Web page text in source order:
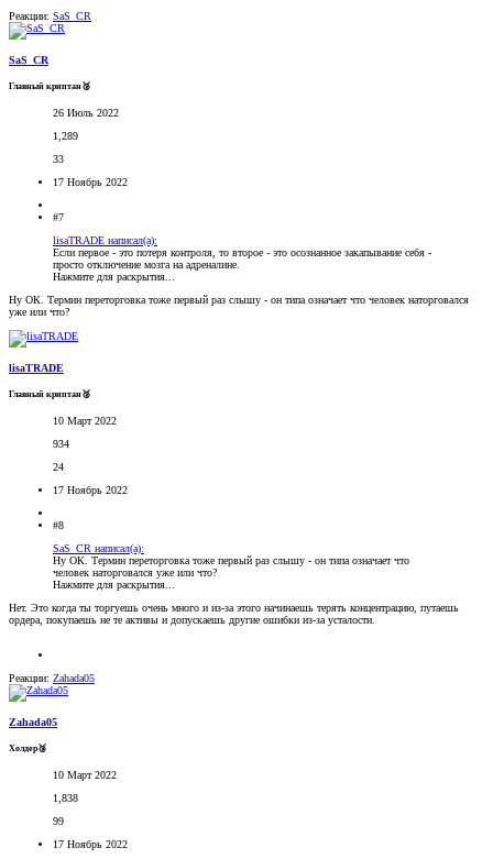
Реакции: SaS_CR
SaS_CR
Главный криптан🥈
26 Июль 2022
1,289
33
17 Ноябрь 2022
#7
lisaTRADE написал(а):
Если первое - это потеря контроля, то второе - это осознанное закапывание себя -
просто отключение мозга на адреналине.
Нажмите для раскрытия...
Ну ОК. Термин переторговка тоже первый раз слышу - он типа означает что человек наторговался
уже или что?
lisaTRADE
Главный криптан🥈
10 Март 2022
934
24
17 Ноябрь 2022
#8
SaS_CR написал(а):
Ну ОК. Термин переторговка тоже первый раз слышу - он типа означает что
человек наторговался уже или что?
Нажмите для раскрытия...
Нет. Это когда ты торгуешь очень много и из-за этого начинаешь терять концентрацию, путаешь
ордера, покупаешь не те активы и допускаешь другие ошибки из-за усталости.
Реакции: Zahada05
Zahada05
Холдер🥉
10 Март 2022
1,838
99
17 Ноябрь 2022